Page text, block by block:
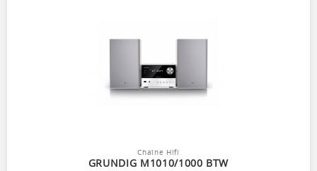
Chaîne Hifi
GRUNDIG M1010/1000 BTW